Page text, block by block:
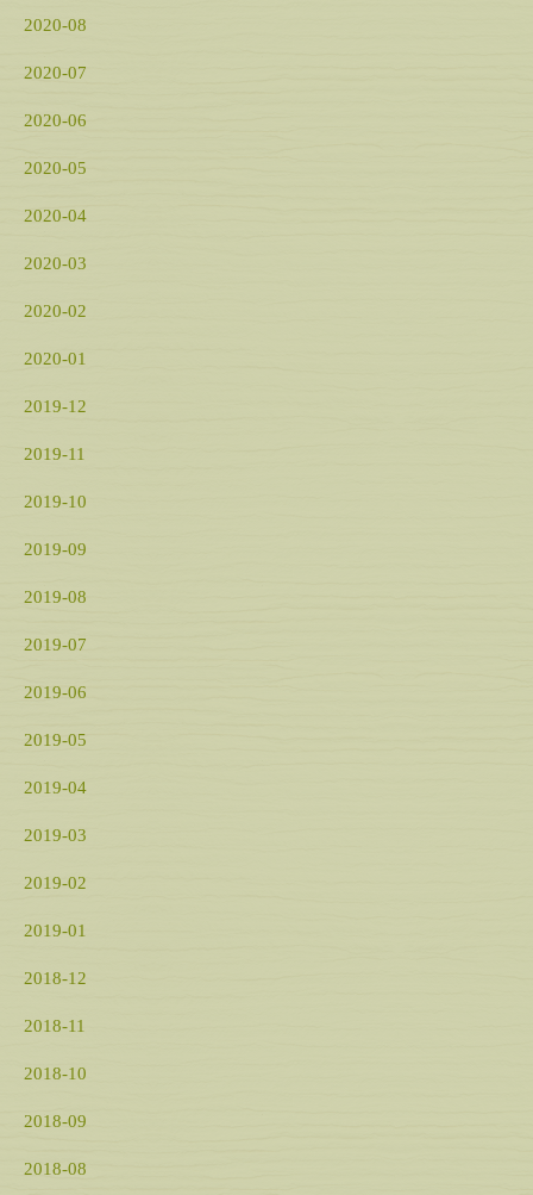
2020-08
2020-07
2020-06
2020-05
2020-04
2020-03
2020-02
2020-01
2019-12
2019-11
2019-10
2019-09
2019-08
2019-07
2019-06
2019-05
2019-04
2019-03
2019-02
2019-01
2018-12
2018-11
2018-10
2018-09
2018-08